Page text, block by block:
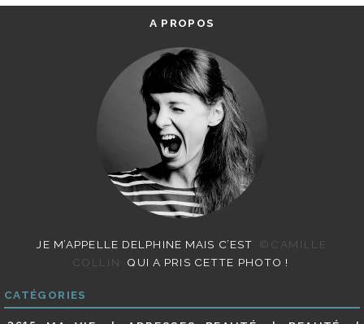
A PROPOS
JE M’APPELLE DELPHINE MAIS C’EST
©CAMILLE
COLLIN
QUI A PRIS CETTE PHOTO !
CATÉGORIES